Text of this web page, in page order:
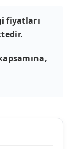
fiyatları